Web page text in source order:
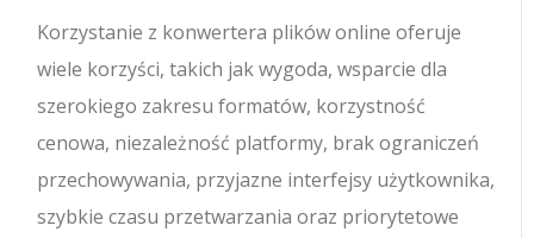
Korzystanie z konwertera plików online oferuje
wiele korzyści, takich jak wygoda, wsparcie dla
szerokiego zakresu formatów, korzystność
cenowa, niezależność platformy, brak ograniczeń
przechowywania, przyjazne interfejsy użytkownika,
szybkie czasu przetwarzania oraz priorytetowe